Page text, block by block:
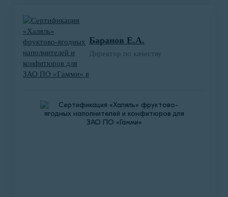
Оформление пакета нормативно-
технической и разрешительной
документации на «Водный золото-
кварцевый концентрат».
ООО «Аурум Витэ» (г. Казань, Республика
чтобы сертифицировать и вывести на рынок
свое изобретение – водный золото-кварцевый
Баранов Е.А.
Директор по качеству